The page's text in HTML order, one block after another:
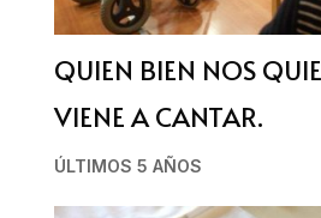
QUIEN BIEN NOS
VIENE A CANTAR.
ÚLTIMOS 5 AÑOS